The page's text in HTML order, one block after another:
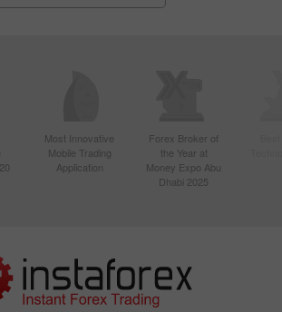
Most Innovative
Mobile Trading
Application
Forex Broker of
the Year at
Money Expo Abu
Dhabi 2025